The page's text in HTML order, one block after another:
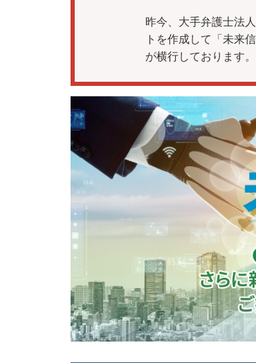
昨今、大手弁護士法
トを作成して「未来
が横行しております。